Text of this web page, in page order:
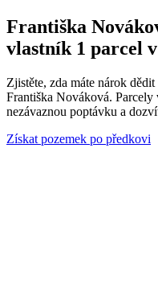
Františka
vlastník 1 parcel
Zjistěte, zda máte nárok
Františka Nováková.
nezávaznou poptávku a
Získat pozemek po předkovi